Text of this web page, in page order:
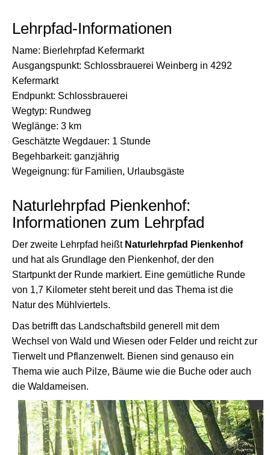
Lehrpfad-Informationen
Name: Bierlehrpfad Kefermarkt
Ausgangspunkt: Schlossbrauerei Weinberg in 4292
Kefermarkt
Endpunkt: Schlossbrauerei
Wegtyp: Rundweg
Weglänge: 3 km
Geschätzte Wegdauer: 1 Stunde
Begehbarkeit: ganzjährig
Wegeignung: für Familien, Urlaubsgäste
Naturlehrpfad Pienkenhof:
Informationen zum Lehrpfad
Der zweite Lehrpfad heißt Naturlehrpfad Pienkenhof
und hat als Grundlage den Pienkenhof, der den
Startpunkt der Runde markiert. Eine gemütliche Runde
von 1,7 Kilometer steht bereit und das Thema ist die
Natur des Mühlviertels.
Das betrifft das Landschaftsbild generell mit dem
Wechsel von Wald und Wiesen oder Felder und reicht zur
Tierwelt und Pflanzenwelt. Bienen sind genauso ein
Thema wie auch Pilze, Bäume wie die Buche oder auch
die Waldameisen.